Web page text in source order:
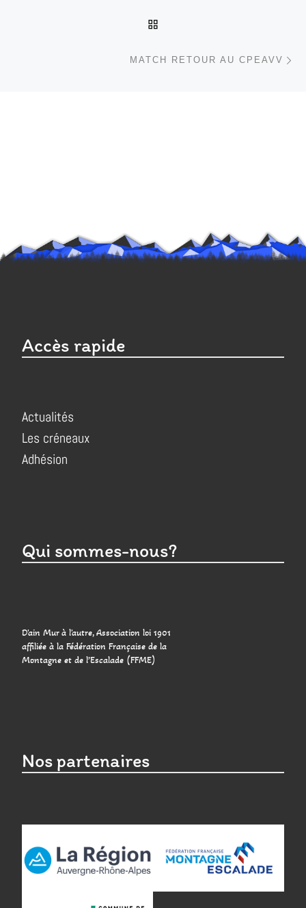
MATCH RETOUR AU CPEAVV
Accès rapide
Actualités
Les créneaux
Adhésion
Qui sommes-nous?
D'ain Mur à l'autre, Association loi 1901
affiliée à la Fédération Française de la
Montagne et de l’Escalade (FFME)
Nos partenaires